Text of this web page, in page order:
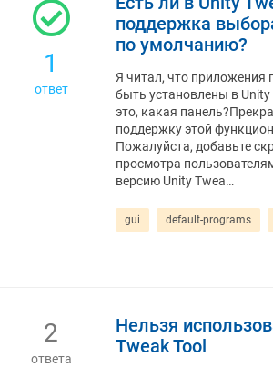
1
ответ
поддержка
по умолчанию?
Я читал, что приложения
быть установлены в Unity
это, какая
поддержку этой
Пожалуйста, добавьте
просмотра
версию Unity Twea…
gui default-programs
2
ответа
Нельзя
Tweak Tool